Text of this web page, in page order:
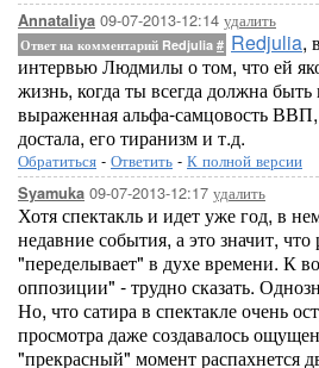
Annataliya 09-07-2013-12:14 удалить
Ответ на комментарий Redjulia # Redjulia,
интервью Людмилы о том, что ей
жизнь, когда ты всегда должна
выраженная альфа-самцовость ВВП,
достала, его тиранизм и т.д.
Обратиться - Ответить - К полной версии
Syamuka 09-07-2013-12:17 удалить
Хотя спектакль и идет уже год, в
недавние события, а это значит,
"переделывает" в духе времени. К
оппозиции" - трудно сказать.
Но, что сатира в спектакле очень
просмотра даже создавалось
"прекрасный" момент распахнется